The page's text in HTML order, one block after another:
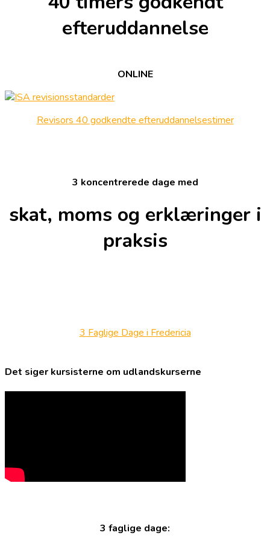
efteruddannelse
ONLINE
Revisors 40 godkendte efteruddannelsestimer
3 koncentrerede dage med
skat, moms og erklæringer i
praksis
3 Faglige Dage i Fredericia
Det siger kursisterne om udlandskurserne
3 faglige dage: